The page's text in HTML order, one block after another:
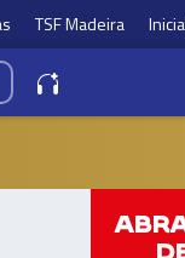
TSF Madeira